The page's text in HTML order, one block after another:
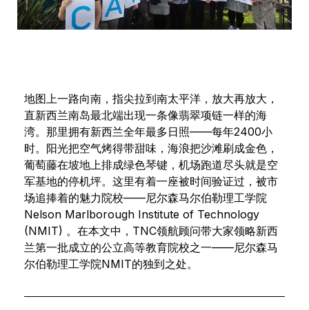
地图上一路向南，指尖拉到南太平洋，放大再放大，
直新西兰南岛最北端出现一条像翡翠项链一样的海
湾。那里拥有新西兰全年最多日照——每年2400小
时。阳光把空气烤得带甜味，海浪把沙滩刷成金色，
葡萄藤在坡地上排成绿色琴键，机场跑道尽头就是空
军基地的停机坪。这里有着一座被时间验证过，被市
场追捧着的魅力院校——尼尔森马尔伯勒理工学院
Nelson Marlborough Institute of Technology
(NMIT) 。在本文中，TNC领航顾问带大家领略新西
兰第一批成立的公立高等教育院校之一——尼尔森马
尔伯勒理工学院NMIT的独到之处。